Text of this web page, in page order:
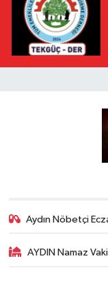
Aydın Nöbetçi
AYDIN Namaz